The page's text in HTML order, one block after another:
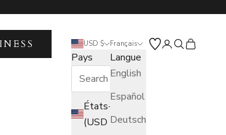
USD $
Pays
États-Unis
(USD $)
Français
Langue
English
Español
Deutsch
Ouvrir le
Ouvrir la
Voir le